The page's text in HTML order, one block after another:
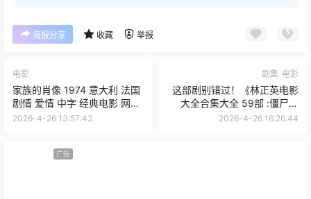
海报分享 收藏 举报
电影
家族的肖像 1974 意大利 法国
剧情 爱情 中字 经典电影 网盘
在线看
2026-4-26 13:57:43
剧集 电影
这部剧别错过！《林正英电影
大全合集大全 59部 :僵尸系
列》
2026-4-26 16:26:44
广告